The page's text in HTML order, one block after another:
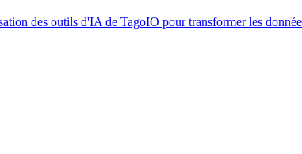
des outils d'IA de TagoIO pour transformer les